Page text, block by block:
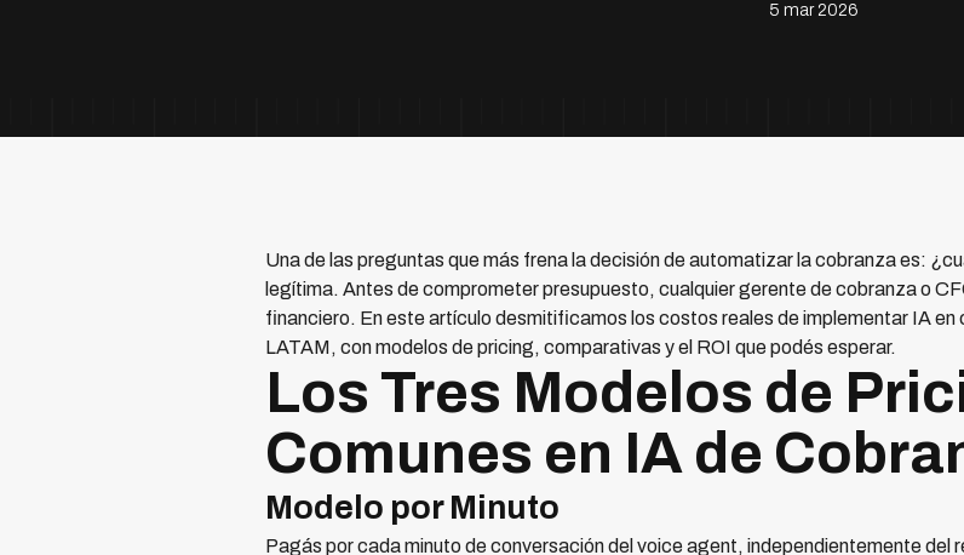
5 mar 2026
Una de las preguntas que más frena la decisión de automatizar la cobranza es:
legítima. Antes de comprometer presupuesto, cualquier gerente de cobranza o
financiero. En este artículo desmitificamos los costos reales de implementar IA en
LATAM, con modelos de pricing, comparativas y el ROI que podés esperar.
Los Tres Modelos de
Comunes en IA de
Modelo por Minuto
Pagás por cada minuto de conversación del voice agent, independientemente del